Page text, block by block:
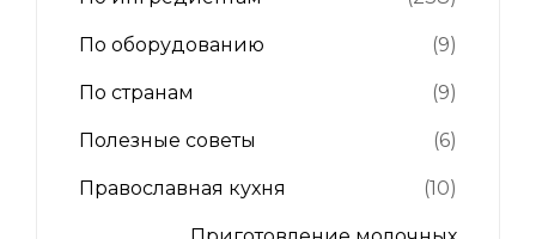
По оборудованию (9)
По странам (9)
Полезные советы (6)
Православная кухня (10)